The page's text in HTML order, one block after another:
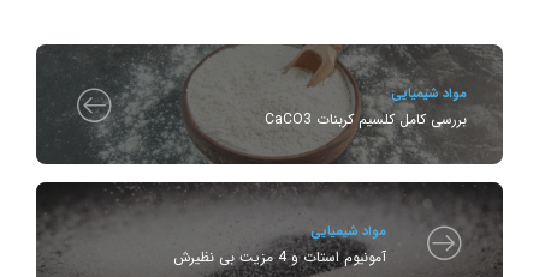
مواد شیمیایی
بررسی کامل کلسیم کربنات CaCO3
مواد شیمیایی
آمونیوم استات و 4 مزیت بی نظیرش